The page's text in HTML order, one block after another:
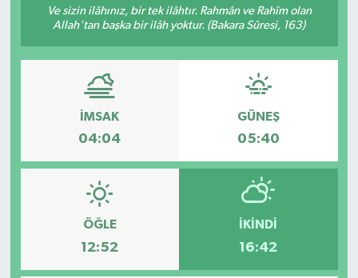
Ve sizin ilâhınız, bir tek ilâhtır. Rahmân ve Rahîm olan
Allah'tan başka bir ilâh yoktur. (Bakara Sûresi, 163)
İMSAK
04:04
GÜNEŞ
05:40
ÖĞLE
12:52
İKINDI
16:42